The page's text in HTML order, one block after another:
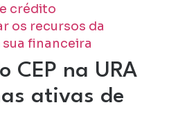
crédito
os recursos da
financeira
CEP na URA
ativas de